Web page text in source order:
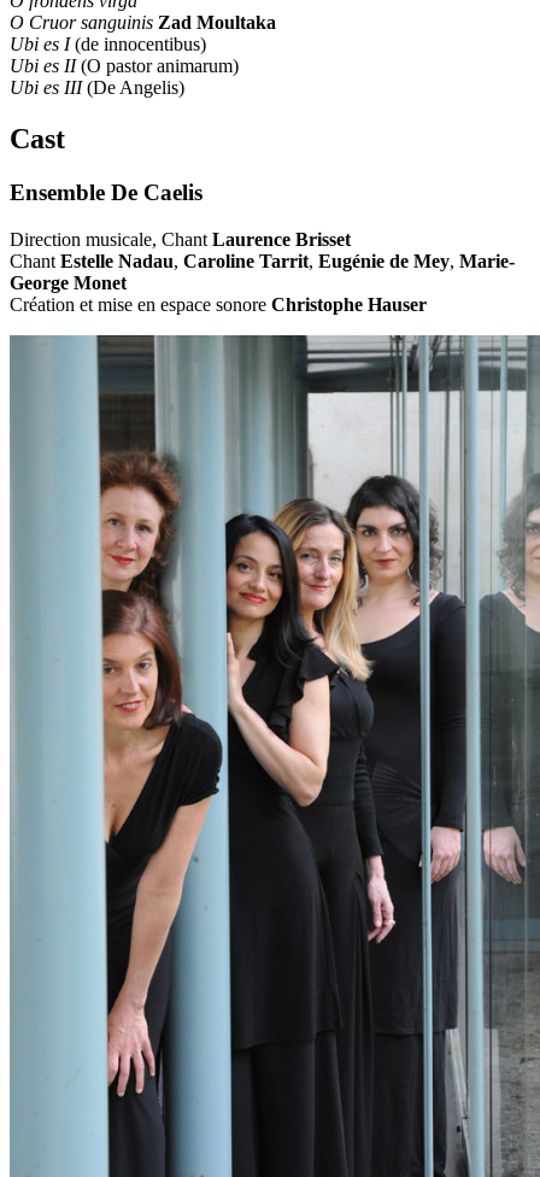
O Cruor sanguinis Zad Moultaka
Ubi es I(de innocentibus)
Ubi es II(O pastor animarum)
Ubi es III(De Angelis)
Cast
Ensemble De Caelis
Direction musicale, Chant Laurence Brisset
Chant Estelle Nadau, Caroline Tarrit, Eugénie de Mey, Marie-
George Monet
Création et mise en espace sonore Christophe Hauser